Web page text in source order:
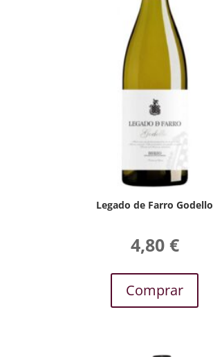
Legado de Farro Godello
4,80 €
Comprar